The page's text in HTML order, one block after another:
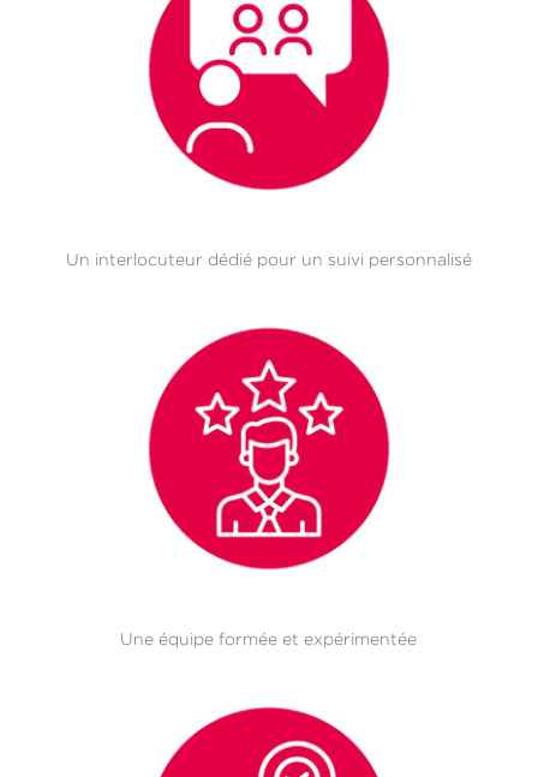
Un interlocuteur dédié pour un suivi personnalisé
Une équipe formée et expérimentée